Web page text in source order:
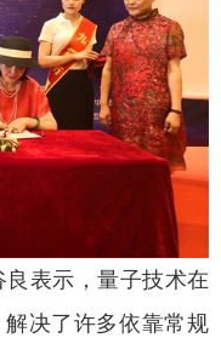
表示，量子技术在
决了许多依靠常规